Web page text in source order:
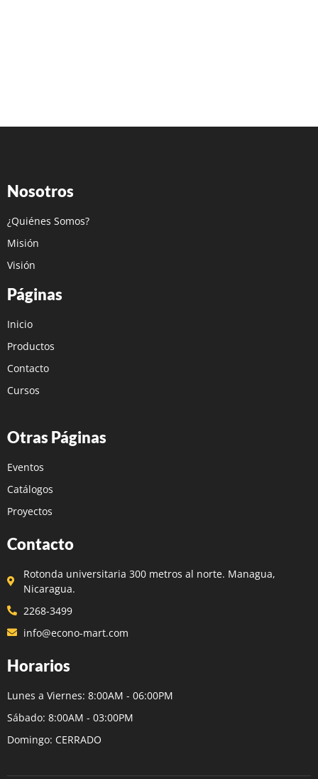
Nosotros
¿Quiénes Somos?
Misión
Visión
Páginas
Inicio
Productos
Contacto
Cursos
Otras Páginas
Eventos
Catálogos
Proyectos
Contacto
Rotonda universitaria 300 metros al norte. Managua,
Nicaragua.
2268-3499
info@econo-mart.com
Horarios
Lunes a Viernes: 8:00AM - 06:00PM
Sábado: 8:00AM - 03:00PM
Domingo: CERRADO